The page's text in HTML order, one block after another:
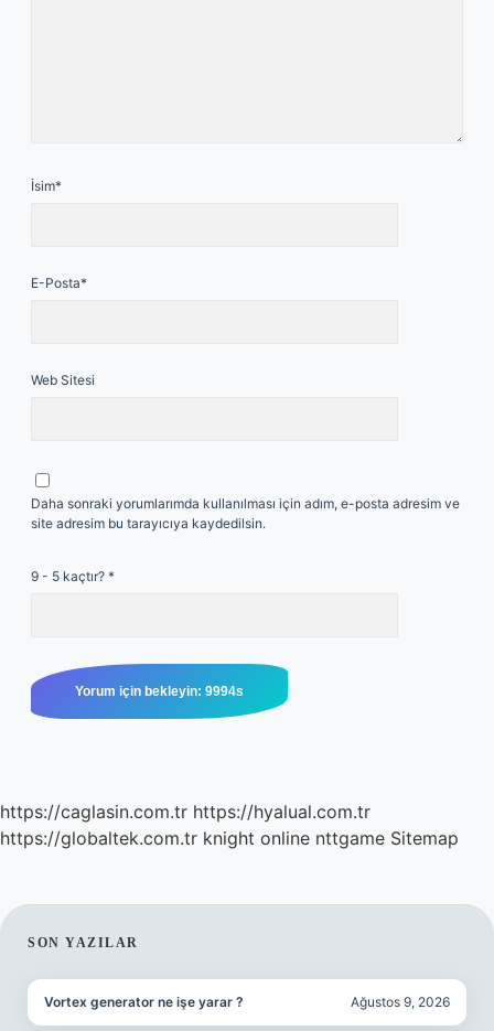
İsim*
E-Posta*
Web Sitesi
Daha sonraki yorumlarımda kullanılması için adım, e-posta adresim ve
site adresim bu tarayıcıya kaydedilsin.
9 - 5 kaçtır? *
https://caglasin.com.tr https://hyalual.com.tr
https://globaltek.com.tr knight online nttgame Sitemap
SIDEBAR
SON YAZILAR
Vortex generator ne işe yarar ? Ağustos 9, 2026